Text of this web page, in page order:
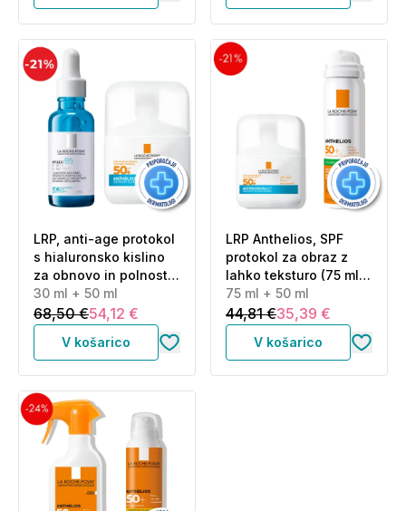
LRP, anti-age protokol
s hialuronsko kislino
za obnovo in polnost
kože (30 ml + 50 ml)
30 ml + 50 ml
68,50 €54,12 €
V košarico
LRP Anthelios, SPF
protokol za obraz z
lahko teksturo (75 ml +
50 ml)
75 ml + 50 ml
44,81 €35,39 €
V košarico